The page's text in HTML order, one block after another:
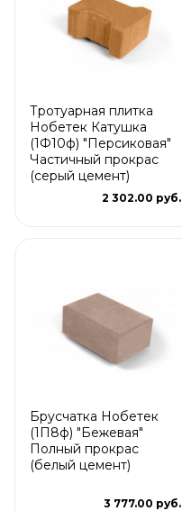
Тротуарная плитка
Нобетек Катушка
(1Ф10ф) "Персиковая"
Частичный прокрас
(серый цемент)
2 302.00 руб.
Брусчатка Нобетек
(1П8ф) "Бежевая"
Полный прокрас
(белый цемент)
3 777.00 руб.